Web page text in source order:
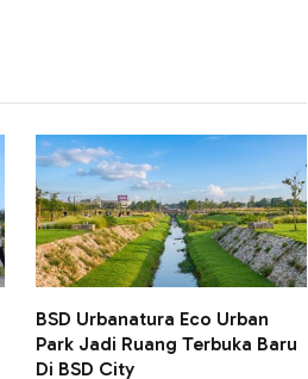
BSD Urbanatura Eco Urban
Park Jadi Ruang Terbuka Baru
Di BSD City